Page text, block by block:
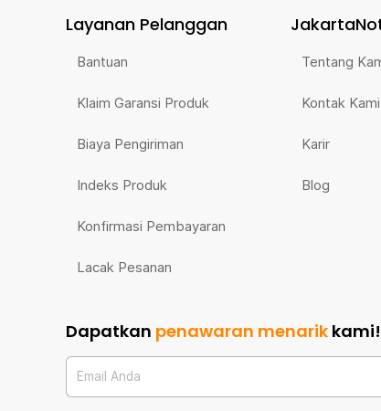
Layanan Pelanggan
Bantuan
Klaim Garansi Produk
Biaya Pengiriman
Indeks Produk
Konfirmasi Pembayaran
Lacak Pesanan
Tentang
Kontak Kami
Karir
Blog
Dapatkan penawaran menarik kami!
Email Anda